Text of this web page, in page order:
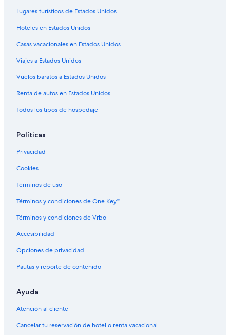
Apart-Hoteles en Monterey
Hoteles de golf en Monterey
Hoteles con spa en Monterey
Hoteles baratos en Monterey
Hoteles boutique en Monterey
Hoteles cerca del acuario en Monterey
Hoteles con aguas termales en Monterey
Hoteles con bar en Monterey
Lugares turísticos de Estados Unidos
Hoteles en Estados Unidos
Casas vacacionales en Estados Unidos
Viajes a Estados Unidos
Vuelos baratos a Estados Unidos
Renta de autos en Estados Unidos
Todos los tipos de hospedaje
Políticas
Privacidad
Cookies
Términos de uso
Términos y condiciones de One Key™
Términos y condiciones de Vrbo
Accesibilidad
Opciones de privacidad
Pautas y reporte de contenido
Ayuda
Atención al cliente
Cancelar tu reservación de hotel o renta vacacional